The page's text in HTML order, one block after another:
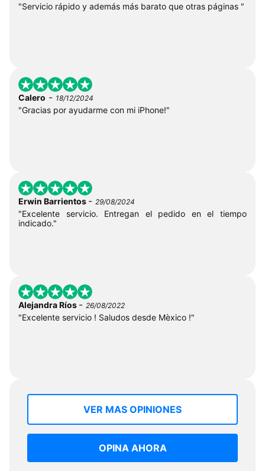
"Servicio rápido y además más barato que otras páginas "
Calero - 18/12/2024
"Gracias por ayudarme con mi iPhone!"
Erwin Barrientos - 29/08/2024
"Excelente servicio. Entregan el pedido en el tiempo
indicado."
Alejandra Ríos - 26/08/2022
"Excelente servicio ! Saludos desde Mèxico !"
VER MAS OPINIONES
OPINA AHORA